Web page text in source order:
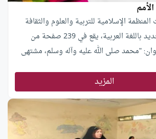
الإسلامية للتربية والعلوم والثقافة
"إيسيسكو"، كتاب جديد باللغة العربية، يقع في 239 صفحة من
"محمد صلى الله عليه وآله وسلم، مشتهى
محمد عبد الشافي القوصي.
المزيد